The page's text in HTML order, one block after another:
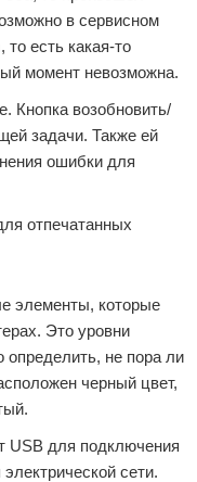
в сервисном
есть какая-то
момент невозможна.
Кнопка возобновить/
задачи. Также ей
ошибки для
отпечатанных
элементы, которые
Это уровни
определить, не пора ли
черный цвет,
USB для подключения
сети.